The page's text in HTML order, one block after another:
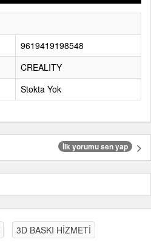
9619419198548
CREALITY
Stokta Yok
İlk yorumu sen yap
3D BASKI HİZMETİ